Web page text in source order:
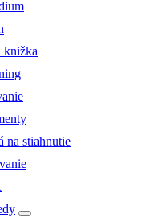
knižka
na stiahnutie